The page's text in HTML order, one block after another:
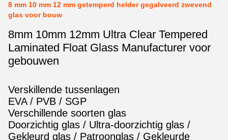
8 mm 10 mm 12 mm getemperd helder gegalveerd zwevend
glas voor bouw
8mm 10mm 12mm Ultra Clear Tempered
Laminated Float Glass Manufacturer voor
gebouwen
Verskillende tussenlagen
EVA / PVB / SGP
Verschillende soorten glas
Doorzichtig glas / Ultra-doorzichtig glas /
Gekleurd glas / Patroonglas / Gekleurde